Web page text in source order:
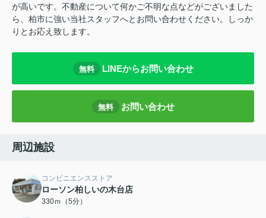
が高いです。不動産について何かご不明な点などがございました
ら、柏市に強い当社スタッフへとお問い合わせください。しっか
りとお応え致します。
無料 LINEからお問い合わせ
無料 お問い合わせ
周辺施設
コンビニエンスストア
ローソン柏しいの木台店
330ｍ（5分）